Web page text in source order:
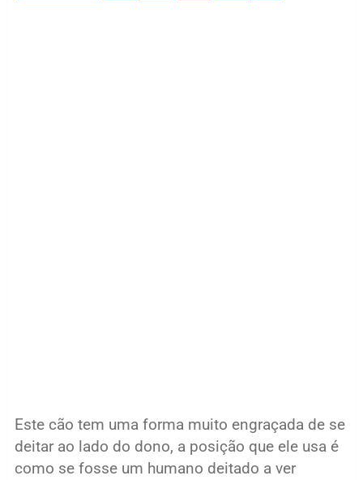
Este cão tem uma forma muito engraçada de se
deitar ao lado do dono, a posição que ele usa é
como se fosse um humano deitado a ver